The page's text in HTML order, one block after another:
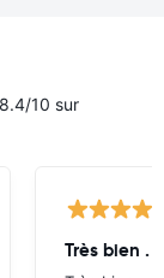
10 sur
Très bien .